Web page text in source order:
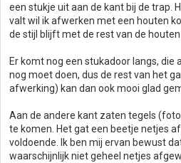
een stukje uit aan de kant bij de trap.
valt wil ik afwerken met een houten
de stijl blijft met de rest van de
Er komt nog een stukadoor langs, die
nog moet doen, dus de rest van het
afwerking) kan dan ook mooi glad
Aan de andere kant zaten tegels
te komen. Het gat een beetje netjes
voldoende. Ik ben mij ervan bewust
waarschijnlijk niet geheel netjes